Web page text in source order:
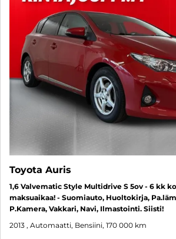
Toyota Auris
1,6 Valvematic Style Multidrive S 5ov - 6 kk
maksuaikaa! - Suomiauto, Huoltokirja,
P.Kamera, Vakkari, Navi, Ilmastointi. Siisti!
2013 , Automaatti, Bensiini, 170 000 km